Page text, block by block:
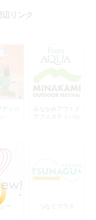
リンク
ィジ
みなかみアウトド
アフェスティバル
ー つなぐプラス